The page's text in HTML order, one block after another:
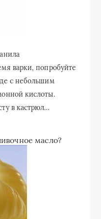
варки, попробуйте
с небольшим
кислоты.
в кастрюл…
масло?